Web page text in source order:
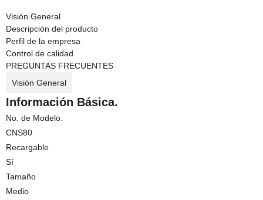
Visión General
Descripción del producto
Perfil de la empresa
Control de calidad
PREGUNTAS FRECUENTES
Visión General
Información Básica.
No. de Modelo.
CNS80
Recargable
Sí
Tamaño
Medio